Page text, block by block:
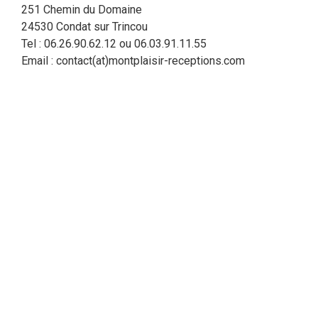
251 Chemin du Domaine
24530 Condat sur Trincou
Tel : 06.26.90.62.12 ou 06.03.91.11.55
Email : contact(at)montplaisir-receptions.com